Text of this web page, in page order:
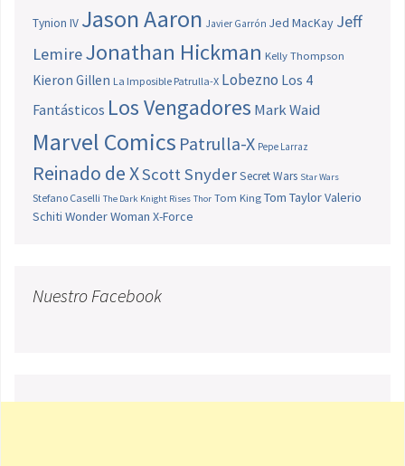
Tynion IV Jason Aaron Javier Garrón Jed MacKay Jeff
LemireJonathan Hickman Kelly Thompson
Kieron Gillen La Imposible Patrulla-X Lobezno Los 4
Fantásticos Los Vengadores Mark Waid
Marvel Comics Patrulla-X Pepe Larraz
Reinado de XScott SnyderSecret Wars Star Wars
Stefano Caselli The Dark Knight Rises Thor Tom King Tom TaylorValerio
Schiti Wonder Woman X-Force
Nuestro Facebook